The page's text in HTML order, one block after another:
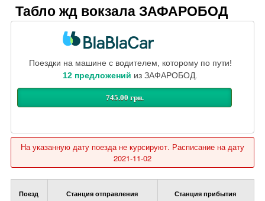
Табло жд вокзала ЗАФАРОБОД
Поездки на машине с водителем, которому по пути!
12 предложений из ЗАФАРОБОД.
745.00 грн.
На указанную дату поезда не курсируют. Расписание на дату
2021-11-02
Поезд Станция отправления Станция прибытия